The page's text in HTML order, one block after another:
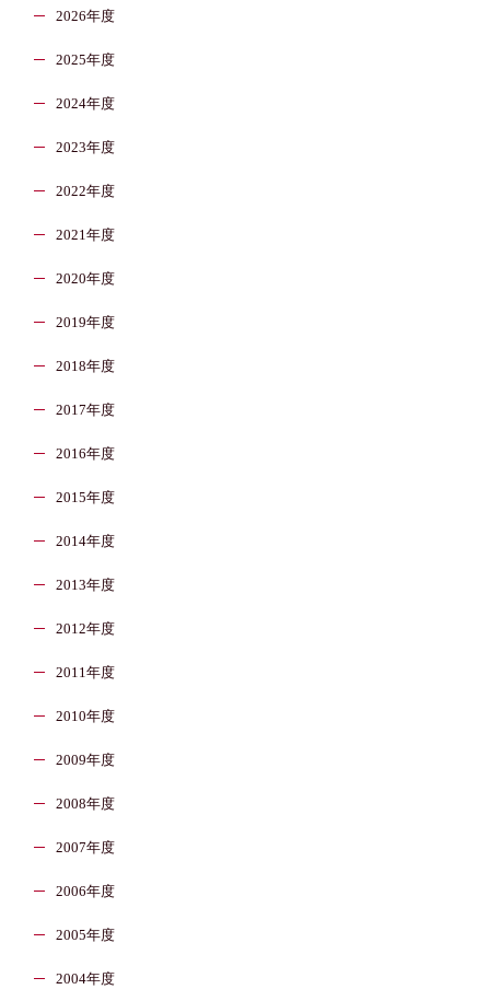
2026年度
2025年度
2024年度
2023年度
2022年度
2021年度
2020年度
2019年度
2018年度
2017年度
2016年度
2015年度
2014年度
2013年度
2012年度
2011年度
2010年度
2009年度
2008年度
2007年度
2006年度
2005年度
2004年度